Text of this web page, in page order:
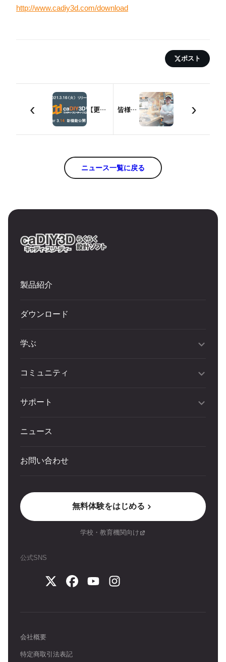
http://www.cadiy3d.com/download
ポスト
‹ 【更新情報】caDIY3D-X（キャディースリーディークロス） Ver.3.14 リリース 皆様へ～caDIY3D開発者インタビュー公開 ›
ニュース一覧に戻る
製品紹介
ダウンロード
学ぶ
コミュニティ
サポート
ニュース
お問い合わせ
無料体験をはじめる
学校・教育機関向け
公式SNS
会社概要
特定商取引法表記